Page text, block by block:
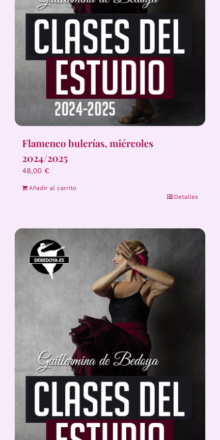
Flamenco bulerías, miércoles
2024/2025
48,00 €
Añadir al carrito
Detalles